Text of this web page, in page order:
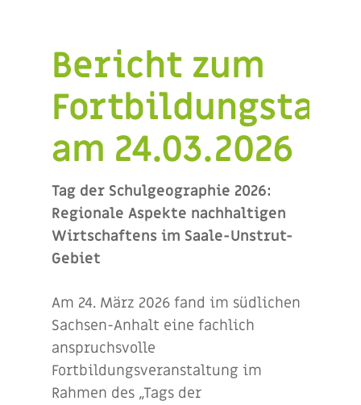
Bericht zum
Fortbildungstag
am 24.03.2026
Tag der Schulgeographie 2026:
Regionale Aspekte nachhaltigen
Wirtschaftens im Saale-Unstrut-
Gebiet
Am 24. März 2026 fand im südlichen
Sachsen-Anhalt eine fachlich
anspruchsvolle
Fortbildungsveranstaltung im
Rahmen des „Tags der